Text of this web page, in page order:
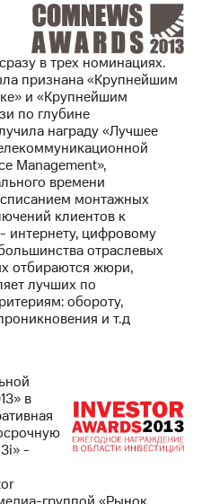
в трех номинациях.
признана «Крупнейшим
и «Крупнейшим
по глубине
награду «Лучшее
Management»,
времени
монтажных
клиентов к
интернету, цифровому
отраслевых
отбираются жюри,
лучших по
обороту,
и т.д
в
-